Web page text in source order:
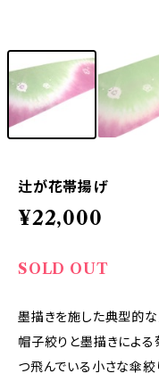
辻が花帯揚げ
¥22,000
SOLD OUT
墨描きを施した典型的
帽子絞りと墨描きによる
つ飛んでいる小さな傘